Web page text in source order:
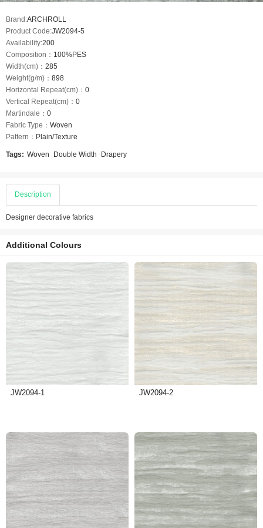
Brand:ARCHROLL
Product Code:JW2094-5
Availability:200
Composition： 100%PES
Width(cm)： 285
Weight(g/m)： 898
Horizontal Repeat(cm)： 0
Vertical Repeat(cm)： 0
Martindale： 0
Fabric Type： Woven
Pattern： Plain/Texture
Tags: Woven Double Width Drapery
Description
Designer decorative fabrics
Additional Colours
JW2094-1 JW2094-2